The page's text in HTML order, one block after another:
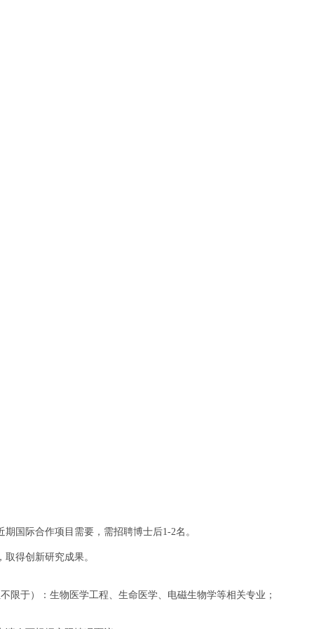
期国际合作项目需要，需招聘博士后1-2名。
得创新研究成果。
限于）：生物医学工程、生命医学、电磁生物学等相关专业；